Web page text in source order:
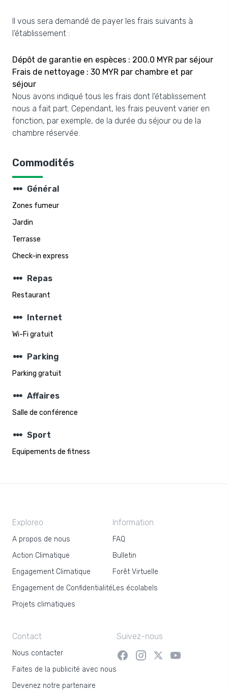
Il vous sera demandé de payer les frais suivants à
l'établissement :
Dépôt de garantie en espèces : 200.0 MYR par séjour
Frais de nettoyage : 30 MYR par chambre et par
séjour
Nous avons indiqué tous les frais dont l'établissement
nous a fait part. Cependant, les frais peuvent varier en
fonction, par exemple, de la durée du séjour ou de la
chambre réservée.
Commodités
steppers Général
Zones fumeur
Jardin
Terrasse
Check-in express
steppers Repas
Restaurant
steppers Internet
Wi-Fi gratuit
steppers Parking
Parking gratuit
steppers Affaires
Salle de conférence
steppers Sport
Equipements de fitness
Exploreo
A propos de nous
Action Climatique
Engagement Climatique
Engagement de Confidentialité
Projets climatiques
Information
FAQ
Bulletin
Forêt Virtuelle
Les écolabels
Contact
Nous contacter
Faites de la publicité avec nous
Devenez notre partenaire
Suivez-nous